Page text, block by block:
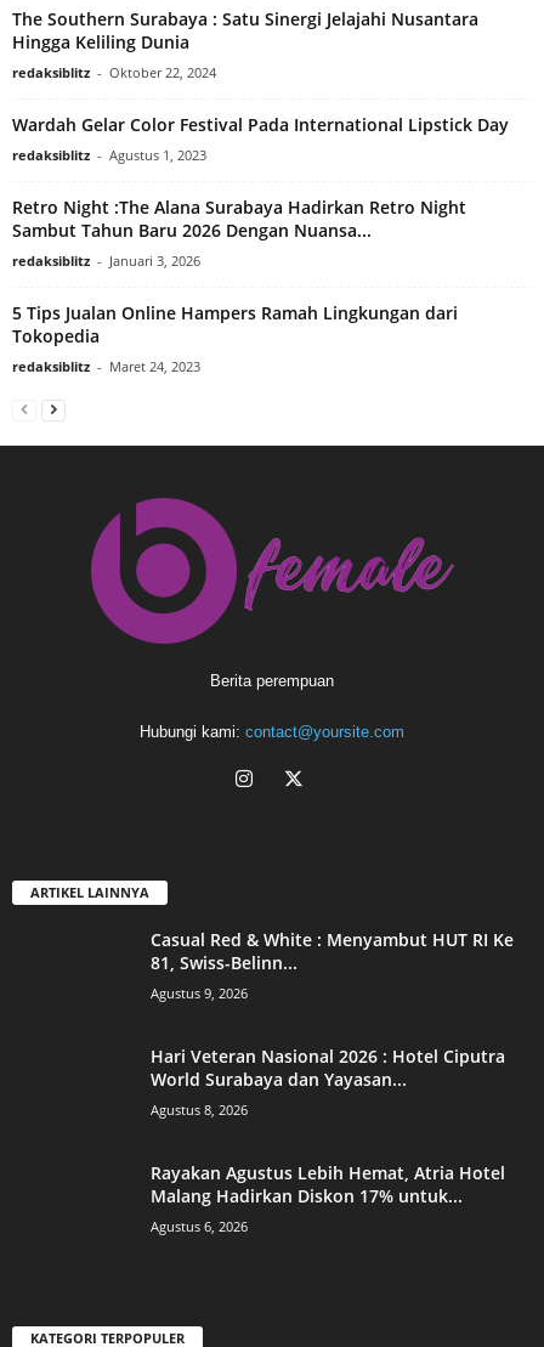
The Southern Surabaya : Satu Sinergi Jelajahi Nusantara
Hingga Keliling Dunia
redaksiblitz - Oktober 22, 2024
Wardah Gelar Color Festival Pada International Lipstick Day
redaksiblitz - Agustus 1, 2023
Retro Night :The Alana Surabaya Hadirkan Retro Night
Sambut Tahun Baru 2026 Dengan Nuansa...
redaksiblitz - Januari 3, 2026
5 Tips Jualan Online Hampers Ramah Lingkungan dari
Tokopedia
redaksiblitz - Maret 24, 2023
Berita perempuan
Hubungi kami: contact@yoursite.com
ARTIKEL LAINNYA
Casual Red & White : Menyambut HUT RI Ke
81, Swiss-Belinn...
Agustus 9, 2026
Hari Veteran Nasional 2026 : Hotel Ciputra
World Surabaya dan Yayasan...
Agustus 8, 2026
Rayakan Agustus Lebih Hemat, Atria Hotel
Malang Hadirkan Diskon 17% untuk...
Agustus 6, 2026
KATEGORI TERPOPULER